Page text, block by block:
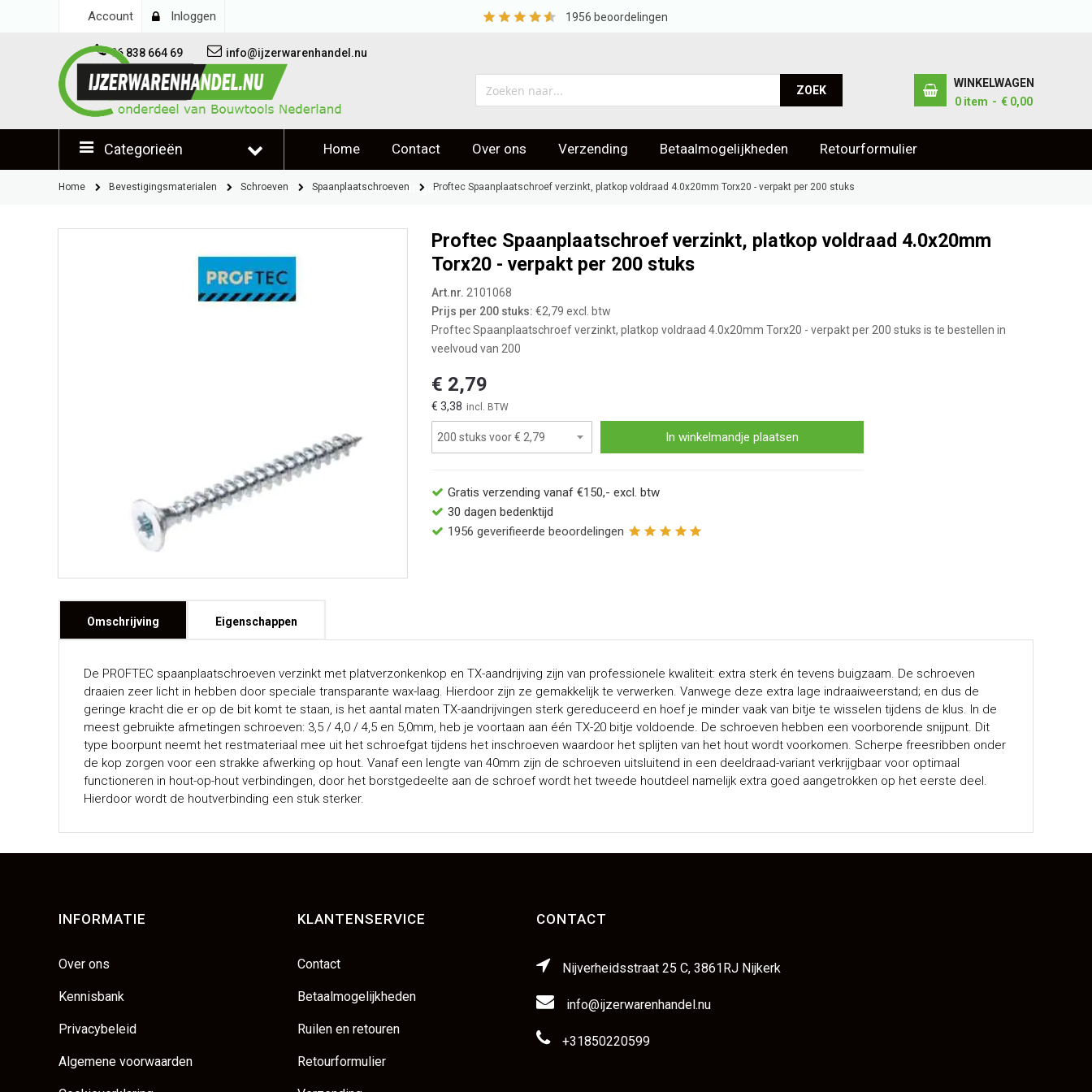
Account Inloggen 1956 beoordelingen
06 838 664 69 info@ijzerwarenhandel.nu
ZOEK
WINKELWAGEN
0 item € 0,00
Categorieën Home Contact Over ons Verzending Betaalmogelijkheden Retourformulier
Klantbeoordelingen
Home Bevestigingsmaterialen Schroeven Spaanplaatschroeven Proftec Spaanplaatschroef verzinkt, platkop voldraad 4.0x20mm Torx20 - verpakt per 200 stuks
Proftec Spaanplaatschroef verzinkt, platkop voldraad 4.0x20mm
Torx20 - verpakt per 200 stuks
Art.nr. 2101068
Prijs per 200 stuks: €2,79 excl. btw
Proftec Spaanplaatschroef verzinkt, platkop voldraad 4.0x20mm Torx20 - verpakt per 200 stuks is te bestellen in
veelvoud van 200
€ 3,38
€ 2,79
In winkelmandje plaatsen
Gratis verzending vanaf €150,- excl. btw
30 dagen bedenktijd
1956 geverifieerde beoordelingen
Omschrijving
De PROFTEC spaanplaatschroeven verzinkt met platverzonkenkop en TX-aandrijving zijn van professionele kwaliteit: extra sterk én tevens buigzaam. De schroeven
draaien zeer licht in hebben door speciale transparante wax-laag. Hierdoor zijn ze gemakkelijk te verwerken. Vanwege deze extra lage indraaiweerstand; en dus de
geringe kracht die er op de bit komt te staan, is het aantal maten TX-aandrijvingen sterk gereduceerd en hoef je minder vaak van bitje te wisselen tijdens de klus. In de
meest gebruikte afmetingen schroeven: 3,5 / 4,0 / 4,5 en 5,0mm, heb je voortaan aan één TX-20 bitje voldoende. De schroeven hebben een voorborende snijpunt. Dit
type boorpunt neemt het restmateriaal mee uit het schroefgat tijdens het inschroeven waardoor het splijten van het hout wordt voorkomen. Scherpe freesribben onder
de kop zorgen voor een strakke afwerking op hout. Vanaf een lengte van 40mm zijn de schroeven uitsluitend in een deeldraad-variant verkrijgbaar voor optimaal
functioneren in hout-op-hout verbindingen, door het borstgedeelte aan de schroef wordt het tweede houtdeel namelijk extra goed aangetrokken op het eerste deel.
Hierdoor wordt de houtverbinding een stuk sterker.
Eigenschappen
INFORMATIE
Over ons
Kennisbank
Privacybeleid
Algemene voorwaarden
KLANTENSERVICE
Contact
Betaalmogelijkheden
Ruilen en retouren
Retourformulier
CONTACT
Nijverheidsstraat 25 C, 3861RJ Nijkerk
info@ijzerwarenhandel.nu
+31850220599